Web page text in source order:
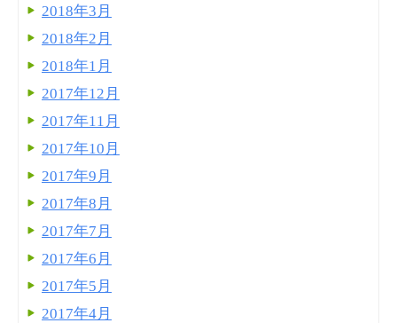
2018年3月
2018年2月
2018年1月
2017年12月
2017年11月
2017年10月
2017年9月
2017年8月
2017年7月
2017年6月
2017年5月
2017年4月